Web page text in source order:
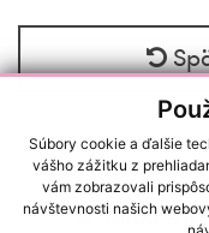
Súbory cookie a ďalšie
vášho zážitku z
vám zobrazovali
návštevnosti našich
RAČIANSKA 22/A,